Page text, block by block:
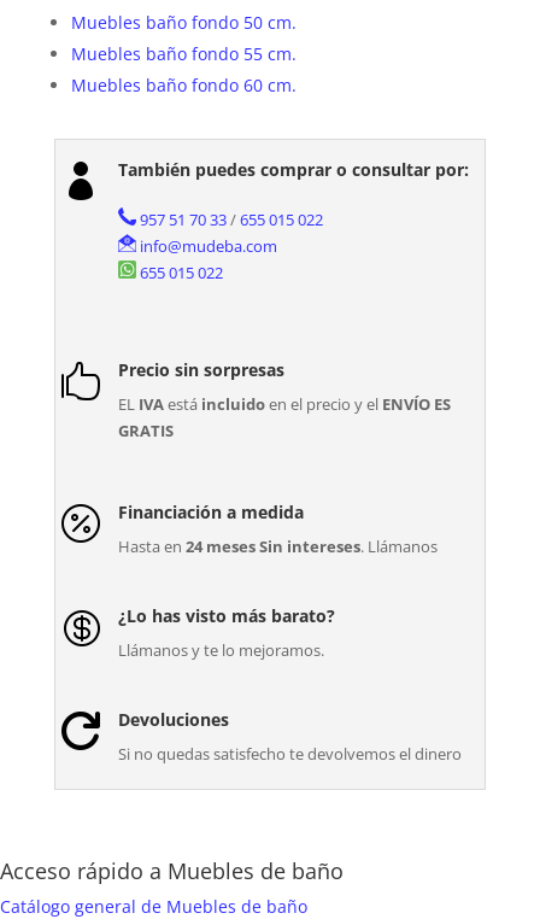
Muebles baño fondo 50 cm.
Muebles baño fondo 55 cm.
Muebles baño fondo 60 cm.
 También puedes comprar o consultar por:
957 51 70 33/655 015 022
info@mudeba.com
655 015 022
 Precio sin sorpresas
EL IVAestá incluidoen el precio y el ENVÍO ES
GRATIS
 Financiación a medida
Hasta en 24 meses Sin intereses. Llámanos
 ¿Lo has visto más barato?
Llámanos y te lo mejoramos.
 Devoluciones
Si no quedas satisfecho te devolvemos el dinero
Acceso rápido a Muebles de baño
Catálogo general de Muebles de baño